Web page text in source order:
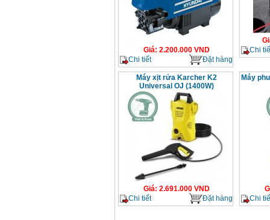
Giá: 2.200.000VND
Chi tiết
Đặt hàng
Chi
Máy xịt rửa Karcher K2
Universal OJ (1400W)
Giá: 2.691.000VND
Chi tiết
Đặt hàng
Máy
Chi